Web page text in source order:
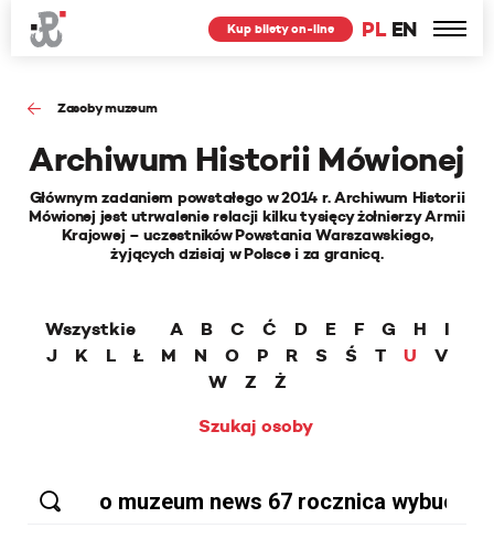
PL EN
Kup bilety on-line
Zasoby muzeum
Archiwum Historii Mówionej
Głównym zadaniem powstałego w 2014 r. Archiwum Historii
Mówionej jest utrwalenie relacji kilku tysięcy żołnierzy Armii
Krajowej – uczestników Powstania Warszawskiego,
żyjących dzisiaj w Polsce i za granicą.
Wszystkie A B C Ć D E F G H
I
J
K L Ł M N O P R S Ś T U
V
W
Z
Ż
Szukaj osoby